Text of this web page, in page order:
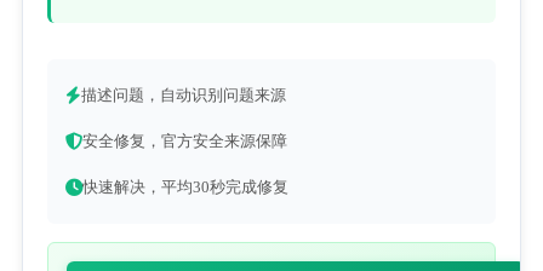
描述问题，自动识别问题来源
安全修复，官方安全来源保障
快速解决，平均30秒完成修复